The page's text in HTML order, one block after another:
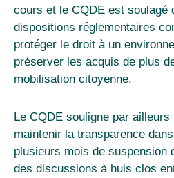
cours et le CQDE est soulagé
dispositions réglementaires
protéger le droit à un
préserver les acquis de plus
mobilisation citoyenne.
Le CQDE souligne par ailleurs
maintenir la transparence
plusieurs mois de suspension
des discussions à huis clos